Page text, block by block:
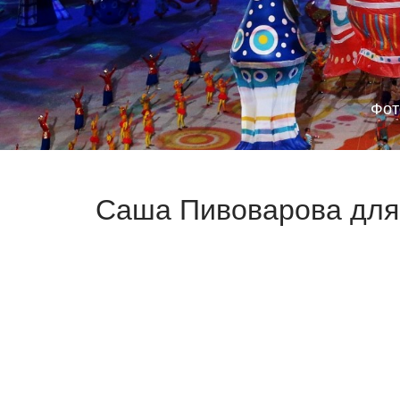
Саша Пивоварова